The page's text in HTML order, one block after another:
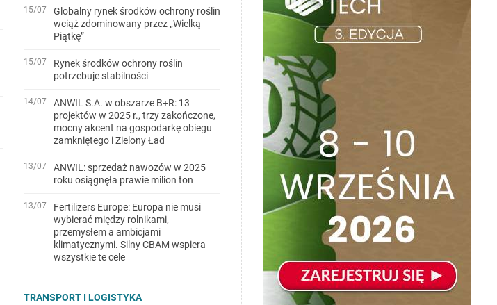
15/07
Globalny rynek środków ochrony roślin
wciąż zdominowany przez „Wielką
Piątkę”
15/07
Rynek środków ochrony roślin
potrzebuje stabilności
14/07
ANWIL S.A. w obszarze B+R: 13
projektów w 2025 r., trzy zakończone,
mocny akcent na gospodarkę obiegu
zamkniętego i Zielony Ład
13/07
ANWIL: sprzedaż nawozów w 2025
roku osiągnęła prawie milion ton
13/07
Fertilizers Europe: Europa nie musi
wybierać między rolnikami,
przemysłem a ambicjami
klimatycznymi. Silny CBAM wspiera
wszystkie te cele
TRANSPORT I LOGISTYKA